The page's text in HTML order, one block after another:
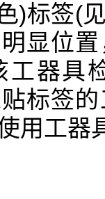
)标签(
显位
工器具
标签
用工器